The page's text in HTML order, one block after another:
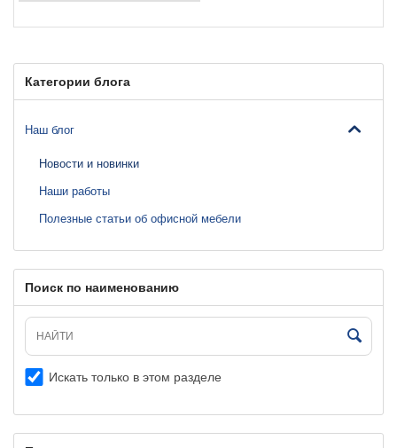
Категории блога
Наш блог
Новости и новинки
Наши работы
Полезные статьи об офисной мебели
Поиск по наименованию
Искать только в этом разделе